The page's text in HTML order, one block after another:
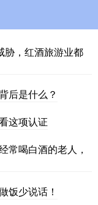
胁，红酒旅游业都
后是什么？
这项认证
常喝白酒的老人，
饭少说话！